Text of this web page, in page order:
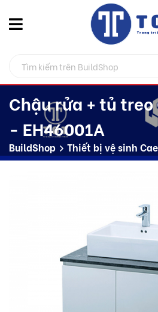
Chậu rửa + tủ treo
- EH46001A
BuildShop Thiết bị vệ sinh